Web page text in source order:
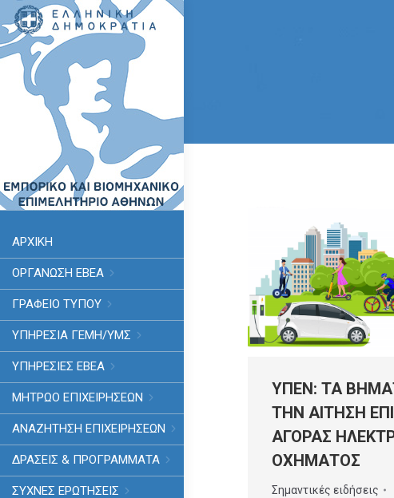
ΑΡΧΙΚΗ
ΟΡΓΑΝΩΣΗ ΕΒΕΑ
ΓΡΑΦΕΙΟ ΤΥΠΟΥ
ΥΠΗΡΕΣΊΑ ΓΕΜΗ/ΥΜΣ
ΥΠΗΡΕΣΙΕΣ ΕΒΕΑ
ΜΗΤΡΩΟ ΕΠΙΧΕΙΡΗΣΕΩΝ
ΑΝΑΖΗΤΗΣΗ ΕΠΙΧΕΙΡΗΣΕΩΝ
ΔΡΑΣΕΙΣ & ΠΡΟΓΡΑΜΜΑΤΑ
ΣΥΧΝΕΣ ΕΡΩΤΗΣΕΙΣ
ΥΠΕΝ: ΤΑ
ΤΗΝ ΑΙΤΗΣΗ
ΑΓΟΡΑΣ
ΟΧΗΜΑΤΟΣ
Σημαντικές ειδήσεις